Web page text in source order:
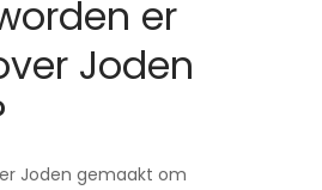
er
Joden
Joden gemaakt om